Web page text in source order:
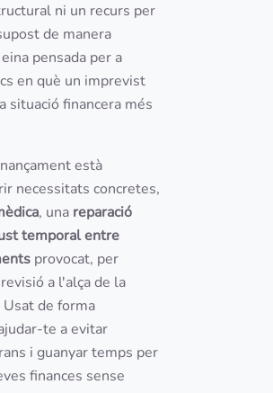
ni un recurs per
de manera
pensada per a
en què un imprevist
situació financera més
està
necessitats concretes,
, una reparació
temporal entre
provocat, per
a l'alça de la
de forma
te a evitar
i guanyar temps per
finances sense